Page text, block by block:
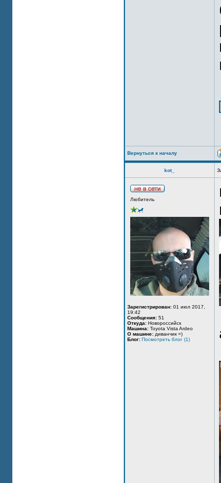
Вернуться к началу
kot_
Любитель
Зарегистрирован: 01 июл 2017,
19:42
Сообщения: 51
Откуда: Новороссийск
Машина: Toyota Vista Ardeo
О машине: диванчик =)
Блог: Посмотреть блог (1)